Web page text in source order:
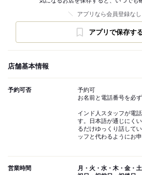
アプリなら会員登録なし
アプリで保存す
店舗基本情報
予約可否
予約可
お名前と電話番号を必ず
インド人スタッフが電
す。日本語が通じにく
るだけゆっくり話して
ッフと代わるようにお
営業時間
月・火・水・木・金・土